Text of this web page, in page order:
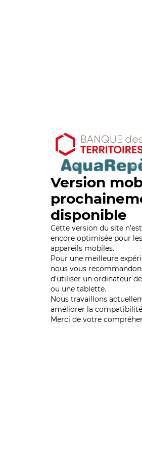
Version
disponible
Cette version du site
encore optimisée pour les
appareils mobiles.
Pour une meilleure
nous vous
d'utiliser un ordinateur
ou une tablette.
Nous travaillons
améliorer la
Merci de votre